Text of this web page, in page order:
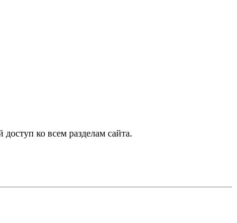
ко всем разделам сайта.